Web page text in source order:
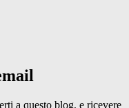
a questo blog, e ricevere